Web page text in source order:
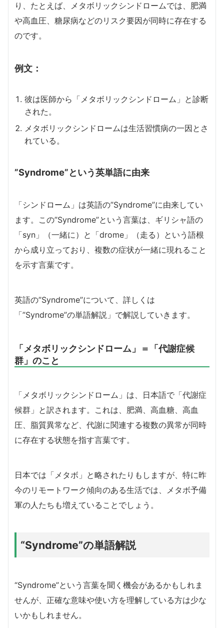
り、たとえば、メタボリックシンドロームでは、肥満
や高血圧、糖尿病などのリスク要因が同時に存在する
のです。
例文：
彼は医師から「メタボリックシンドローム」と診断
された。
メタボリックシンドロームは生活習慣病の一因とさ
れている。
”Syndrome”という英単語に由来
「シンドローム」は英語の”Syndrome”に由来してい
ます。この”Syndrome”という言葉は、ギリシャ語の
「syn」（一緒に）と「drome」（走る）という語根
から成り立っており、複数の症状が一緒に現れること
を示す言葉です。
英語の”Syndrome”について、詳しくは
「”Syndrome”の単語解説」で解説していきます。
「メタボリックシンドローム」＝「代謝症候
群」のこと
「メタボリックシンドローム」は、日本語で「代謝症
候群」と訳されます。これは、肥満、高血糖、高血
圧、脂質異常など、代謝に関連する複数の異常が同時
に存在する状態を指す言葉です。
日本では「メタボ」と略されたりもしますが、特に昨
今のリモートワーク傾向のある生活では、メタボ予備
軍の人たちも増えていることでしょう。
“Syndrome”の単語解説
“Syndrome”という言葉を聞く機会があるかもしれま
せんが、正確な意味や使い方を理解している方は少な
いかもしれません。